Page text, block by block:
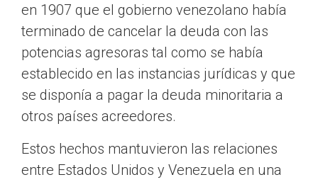
en 1907 que el gobierno venezolano había
terminado de cancelar la deuda con las
potencias agresoras tal como se había
establecido en las instancias jurídicas y que
se disponía a pagar la deuda minoritaria a
otros países acreedores.
Estos hechos mantuvieron las relaciones
entre Estados Unidos y Venezuela en una